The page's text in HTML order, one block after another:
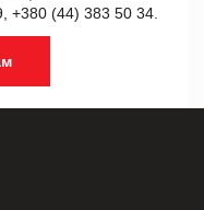
+380 (44) 383 50 34.